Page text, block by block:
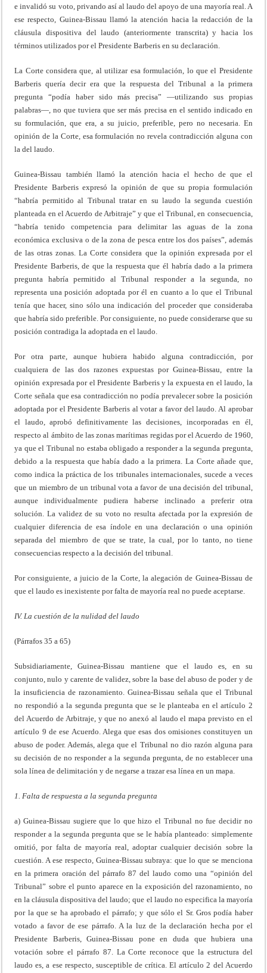
e invalidó su voto, privando así al laudo del apoyo de una mayoría real. A
ese respecto, Guinea-Bissau llamó la atención hacia la redacción de la
cláusula dispositiva del laudo (anteriormente transcrita) y hacia los
términos utilizados por el Presidente Barberis en su declaración.
La Corte considera que, al utilizar esa formulación, lo que el Presidente
Barberis quería decir era que la respuesta del Tribunal a la primera
pregunta “podía haber sido más precisa” —utilizando sus propias
palabras—, no que tuviera que ser más precisa en el sentido indicado en
su formulación, que era, a su juicio, preferible, pero no necesaria. En
opinión de la Corte, esa formulación no revela contradicción alguna con
la del laudo.
Guinea-Bissau también llamó la atención hacia el hecho de que el
Presidente Barberis expresó la opinión de que su propia formulación
“habría permitido al Tribunal tratar en su laudo la segunda cuestión
planteada en el Acuerdo de Arbitraje” y que el Tribunal, en consecuencia,
“habría tenido competencia para delimitar las aguas de la zona
económica exclusiva o de la zona de pesca entre los dos países”, además
de las otras zonas. La Corte considera que la opinión expresada por el
Presidente Barberis, de que la respuesta que él habría dado a la primera
pregunta habría permitido al Tribunal responder a la segunda, no
representa una posición adoptada por él en cuanto a lo que el Tribunal
tenía que hacer, sino sólo una indicación del proceder que consideraba
que habría sido preferible. Por consiguiente, no puede considerarse que su
posición contradiga la adoptada en el laudo.
Por otra parte, aunque hubiera habido alguna contradicción, por
cualquiera de las dos razones expuestas por Guinea-Bissau, entre la
opinión expresada por el Presidente Barberis y la expuesta en el laudo, la
Corte señala que esa contradicción no podía prevalecer sobre la posición
adoptada por el Presidente Barberis al votar a favor del laudo. Al aprobar
el laudo, aprobó definitivamente las decisiones, incorporadas en él,
respecto al ámbito de las zonas marítimas regidas por el Acuerdo de 1960,
ya que el Tribunal no estaba obligado a responder a la segunda pregunta,
debido a la respuesta que había dado a la primera. La Corte añade que,
como indica la práctica de los tribunales internacionales, sucede a veces
que un miembro de un tribunal vota a favor de una decisión del tribunal,
aunque individualmente pudiera haberse inclinado a preferir otra
solución. La validez de su voto no resulta afectada por la expresión de
cualquier diferencia de esa índole en una declaración o una opinión
separada del miembro de que se trate, la cual, por lo tanto, no tiene
consecuencias respecto a la decisión del tribunal.
Por consiguiente, a juicio de la Corte, la alegación de Guinea-Bissau de
que el laudo es inexistente por falta de mayoría real no puede aceptarse.
IV. La cuestión de la nulidad del laudo
(Párrafos 35 a 65)
Subsidiariamente, Guinea-Bissau mantiene que el laudo es, en su
conjunto, nulo y carente de validez, sobre la base del abuso de poder y de
la insuficiencia de razonamiento. Guinea-Bissau señala que el Tribunal
no respondió a la segunda pregunta que se le planteaba en el artículo 2
del Acuerdo de Arbitraje, y que no anexó al laudo el mapa previsto en el
artículo 9 de ese Acuerdo. Alega que esas dos omisiones constituyen un
abuso de poder. Además, alega que el Tribunal no dio razón alguna para
su decisión de no responder a la segunda pregunta, de no establecer una
sola línea de delimitación y de negarse a trazar esa línea en un mapa.
1. Falta de respuesta a la segunda pregunta
a) Guinea-Bissau sugiere que lo que hizo el Tribunal no fue decidir no
responder a la segunda pregunta que se le había planteado: simplemente
omitió, por falta de mayoría real, adoptar cualquier decisión sobre la
cuestión. A ese respecto, Guinea-Bissau subraya: que lo que se menciona
en la primera oración del párrafo 87 del laudo como una “opinión del
Tribunal” sobre el punto aparece en la exposición del razonamiento, no
en la cláusula dispositiva del laudo; que el laudo no especifica la mayoría
por la que se ha aprobado el párrafo; y que sólo el Sr. Gros podía haber
votado a favor de ese párrafo. A la luz de la declaración hecha por el
Presidente Barberis, Guinea-Bissau pone en duda que hubiera una
votación sobre el párrafo 87. La Corte reconoce que la estructura del
laudo es, a ese respecto, susceptible de crítica. El artículo 2 del Acuerdo